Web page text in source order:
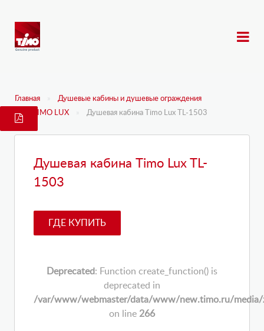
Главная
Душевые кабины и душевые ограждения
TIMO LUX
Душевая кабина Timo Lux TL-1503
Душевая кабина Timo Lux TL-
1503
ГДЕ КУПИТЬ
Deprecated: Function create_function() is
deprecated in
/var/www/webmaster/data/www/new.timo.ru/media/
on line 266